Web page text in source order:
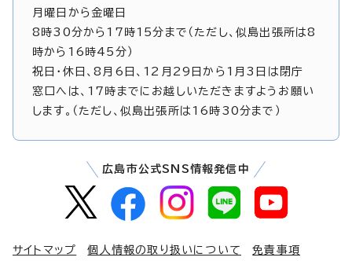
月曜日から金曜日
8時30分から17時15分まで（ただし、似島出張所は8
時から16時45分）
祝日・休日、8月6日、12月29日から1月3日は閉庁
窓口へは、17時までにお越しいただきますようお願い
します。（ただし、似島出張所は16時30分まで）
広島市公式SNS情報発信中
サイトマップ 個人情報の取り扱いについて 免責事項